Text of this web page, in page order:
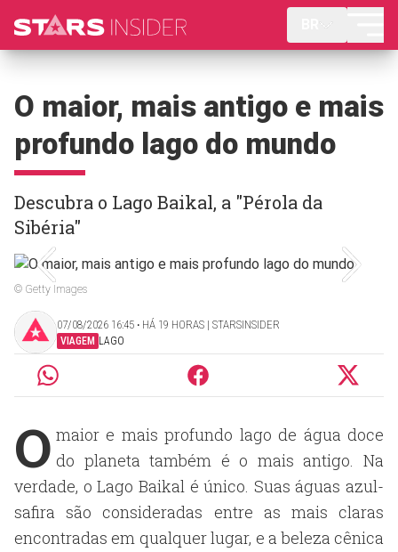
O maior, mais antigo e mais
profundo lago do mundo
Descubra o Lago Baikal, a "Pérola da
Sibéria"
© Getty Images
07/08/2026 16:45 ‧ HÁ 19 HORAS | STARSINSIDER
VIAGEM LAGO
O maior e mais profundo lago de água doce
do planeta também é o mais antigo. Na
verdade, o Lago Baikal é único. Suas águas azul-
safira são consideradas entre as mais claras
encontradas em qualquer lugar, e a beleza cênica